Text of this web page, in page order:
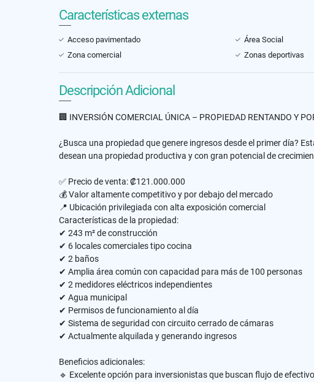
Características externas
Acceso pavimentado Área Social
Zona comercial
Zonas deportivas
Descripción Adicional
🏢 INVERSIÓN COMERCIAL ÚNICA – PROPIEDAD RENTANDO Y
¿Busca una propiedad que genere ingresos desde el primer día?
desean una propiedad productiva y con gran potencial de
✅ Precio de venta: ₡121.000.000
💰 Valor altamente competitivo y por debajo del mercado
📍 Ubicación privilegiada con alta exposición comercial
Características de la propiedad:
✔ 243 m² de construcción
✔ 6 locales comerciales tipo cocina
✔ 2 baños
✔ Amplia área común con capacidad para más de 100 personas
✔ 2 medidores eléctricos independientes
✔ Agua municipal
✔ Permisos de funcionamiento al día
✔ Sistema de seguridad con circuito cerrado de cámaras
✔ Actualmente alquilada y generando ingresos
Beneficios adicionales:
🔹 Excelente opción para inversionistas que buscan flujo de